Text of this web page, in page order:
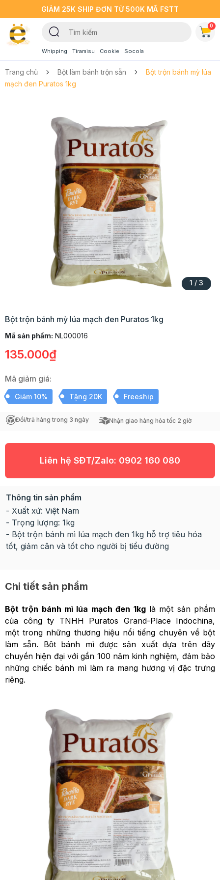
GIẢM 25K SHIP ĐƠN TỪ 500K MÃ FSTT
Whipping Tiramisu Cookie Socola
0
Trang chủ Bột làm bánh trộn sẵn
Bột trộn bánh mỳ lúa
mạch đen Puratos 1kg
1 / 3
Bột trộn bánh mỳ lúa mạch đen Puratos 1kg
Mã sản phẩm: NL000016
135.000₫
Mã giảm giá:
Giảm 10% Tặng 20K Freeship
Đổi/trả hàng trong 3 ngày Nhận giao hàng hỏa tốc 2 giờ
Liên hệ SĐT/Zalo: 0902 160 080
Thông tin sản phẩm
- Xuất xứ: Việt Nam
- Trọng lượng: 1kg
- Bột trộn bánh mì lúa mạch đen 1kg hỗ trợ tiêu hóa
tốt, giảm cân và tốt cho người bị tiểu đường
Chi tiết sản phẩm
Bột trộn bánh mì lúa mạch đen 1kglà một sản phẩm
của công ty TNHH Puratos Grand-Place Indochina,
một trong những thương hiệu nổi tiếng chuyên về bột
làm sẵn. Bột bánh mì được sản xuất dựa trên dây
chuyền hiện đại với gần 100 năm kinh nghiệm, đảm bảo
những chiếc bánh mì làm ra mang hương vị đặc trưng
riêng.